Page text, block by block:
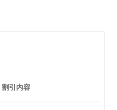
割引内容